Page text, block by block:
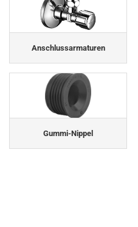
Anschlussarmaturen
Gummi-Nippel